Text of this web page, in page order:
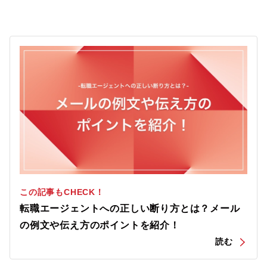
この記事もCHECK！
転職エージェントへの正しい断り方とは？メール
の例文や伝え方のポイントを紹介！